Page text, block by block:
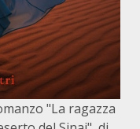
"La ragazza